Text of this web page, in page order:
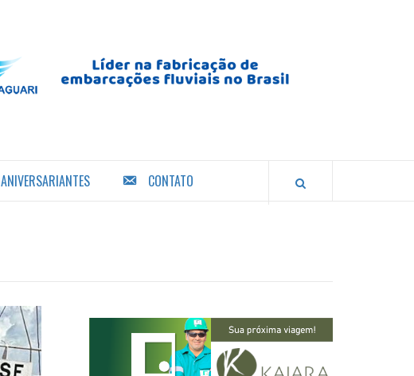
ANIVERSARIANTES CONTATO